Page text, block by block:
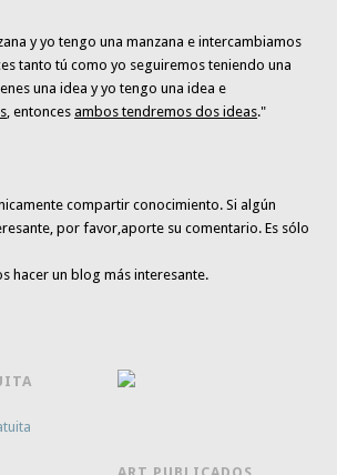
y yo tengo una manzana e intercambiamos
tanto tú como yo seguiremos teniendo una
una idea y yo tengo una idea e
, entoncesambos tendremos dos ideas."
compartir conocimiento. Si algún
por favor,aporte su comentario. Es sólo
hacer un blog más interesante.